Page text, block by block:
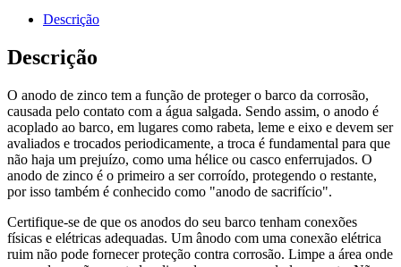
Descrição
Descrição
O anodo de zinco tem a função de proteger o barco da corrosão,
causada pelo contato com a água salgada. Sendo assim, o anodo é
acoplado ao barco, em lugares como rabeta, leme e eixo e devem ser
avaliados e trocados periodicamente, a troca é fundamental para que
não haja um prejuízo, como uma hélice ou casco enferrujados. O
anodo de zinco é o primeiro a ser corroído, protegendo o restante,
por isso também é conhecido como "anodo de sacrifício".
Certifique-se de que os anodos do seu barco tenham conexões
físicas e elétricas adequadas. Um ânodo com uma conexão elétrica
ruim não pode fornecer proteção contra corrosão. Limpe a área onde